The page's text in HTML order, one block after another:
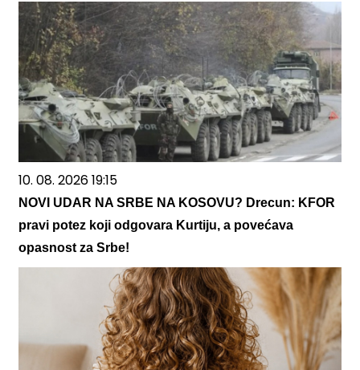
10. 08. 2026 19:15
NOVI UDAR NA SRBE NA KOSOVU? Drecun: KFOR
pravi potez koji odgovara Kurtiju, a povećava
opasnost za Srbe!